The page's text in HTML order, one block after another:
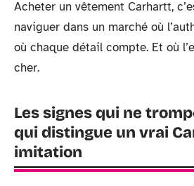
Acheter un vêtement Carhartt,
naviguer dans un marché où
où chaque détail compte. Et où
cher.
Les signes qui ne
qui distingue un vrai
imitation